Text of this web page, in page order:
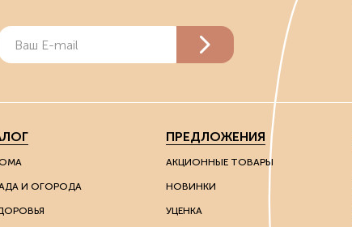
И ОГОРОДА
ПРЕДЛОЖЕНИЯ
АКЦИОННЫЕ ТОВАРЫ
НОВИНКИ
УЦЕНКА